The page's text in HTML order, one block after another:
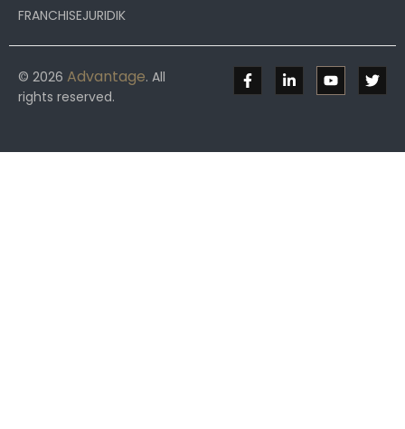
FRANCHISEJURIDIK
© 2026 Advantage. All
rights reserved.